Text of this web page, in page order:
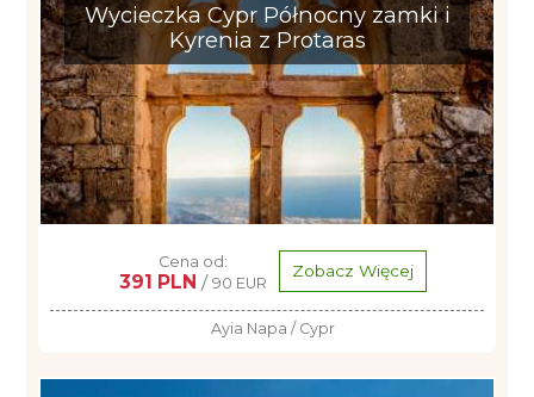
Wycieczka Cypr Północny zamki i
Kyrenia z Protaras
Cena od:
391 PLN / 90 EUR
Zobacz Więcej
Ayia Napa / Cypr